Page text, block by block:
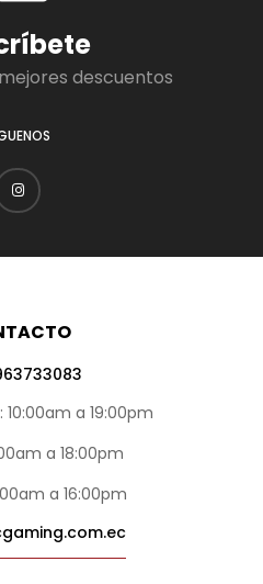
descuentos
10:00am a 19:00pm
a 18:00pm
a 16:00pm